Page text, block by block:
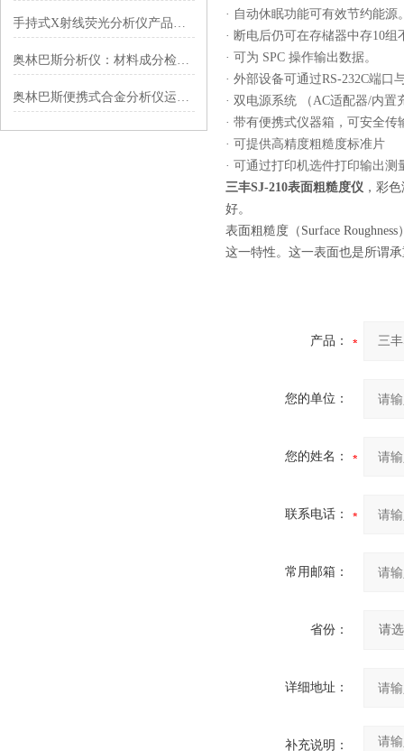
手持式X射线荧光分析仪产品简单分析概述
奥林巴斯分析仪：材料成分检测的“精准解码师”​
奥林巴斯便携式合金分析仪运用在各行业的作用
· 自动休眠功能可有效节约能源
· 断电后仍可在存槠器中存10组
· 可为 SPC 操作输出数据。
· 外部设备可通过RS-232C端
· 双电源系统 （AC适配器/内置
· 带有便携式仪器箱，可安全传
· 可提供高精度粗糙度标准片
· 可通过打印机选件打印输出测
三丰SJ-210表面粗糙度仪 ，彩
好。
表面粗糙度（Surface
这一特性。这一表面也是所谓
产品：
您的单位：
您的姓名：
联系电话：
常用邮箱：
省份：
详细地址：
补充说明：